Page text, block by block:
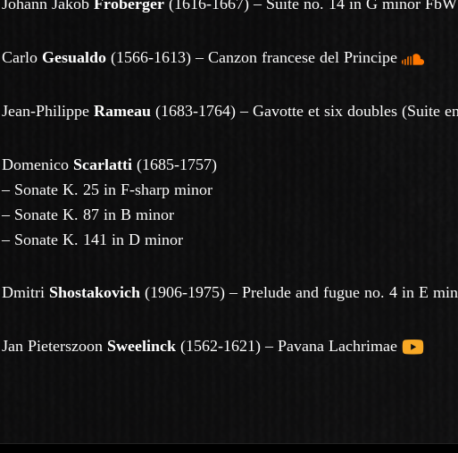
Johann Jakob Froberger(1616-1667) – Suite no. 14 in G minor
Carlo Gesualdo(1566-1613) – Canzon francese del Principe
Jean-Philippe Rameau(1683-1764) – Gavotte et six doubles (Suite
Domenico Scarlatti (1685-1757)
– Sonate K. 25 in F-sharp minor
– Sonate K. 87 in B minor
– Sonate K. 141 in D minor
Dmitri Shostakovich(1906-1975) – Prelude and fugue no. 4 in E
Jan Pieterszoon Sweelinck(1562-1621) – Pavana Lachrimae